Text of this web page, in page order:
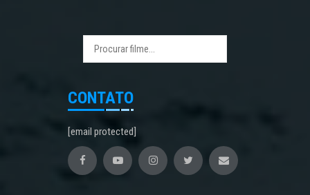
CONTATO
[email protected]